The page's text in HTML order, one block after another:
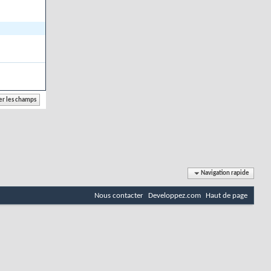
Navigation rapide
Nous contacter Developpez.com Haut de page